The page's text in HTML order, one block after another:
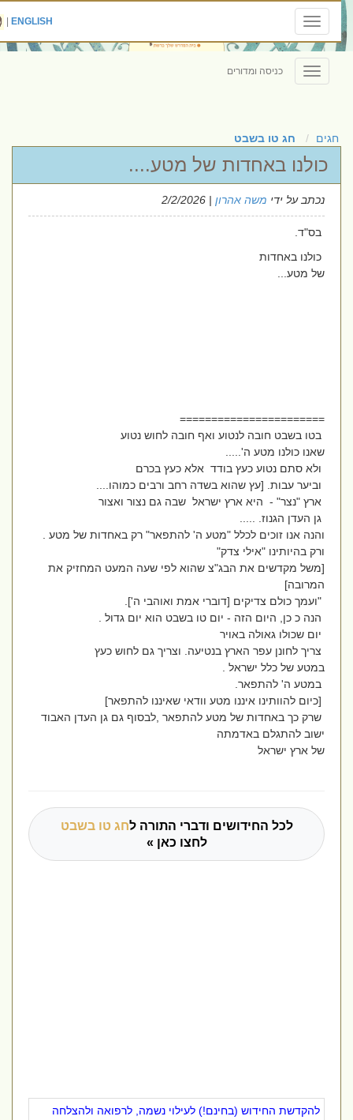
Toggle
navigation
ENGLISH
|
Toggle
navigation
כניסה ומדורים
חגים חג טו בשבט
כולנו באחדות של מטע....
נכתב על ידימשה אהרון| 2/2/2026
בס"ד.
כולנו באחדות
של מטע...
=======================
בטו בשבט חובה לנטוע ואף חובה לחוש נטוע
שאנו כולנו מטע ה'.....
ולא סתם נטוע כעץ בודד אלא כעץ בכרם
וביער עבות. [עץ שהוא בשדה רחב ורבים כמוהו....
ארץ "נצר" - היא ארץ ישראל שבה גם נצור ואצור
גן העדן הגנוז. .....
והנה אנו זוכים לכלל "מטע ה' להתפאר" רק באחדות של מטע .
ורק בהיותינו "אילי צדק"
[משל מקדשים את הבג"צ שהוא לפי שעה המעט המחזיק את
המרובה]
"ועמך כולם צדיקים [דוברי אמת ואוהבי ה'].
הנה כ כן, היום הזה - יום טו בשבט הוא יום גדול .
יום שכולו גאולה באויר
צריך לחונן עפר הארץ בנטיעה. וצריך גם לחוש כעץ
במטע של כלל ישראל .
במטע ה' להתפאר.
[כיום להוותינו איננו מטע וודאי שאיננו להתפאר]
שרק כך באחדות של מטע להתפאר ,לבסוף גם גן העדן האבוד
ישוב להתגלם באדמתה
של ארץ ישראל
לכל החידושים ודברי התורה לחג טו בשבט
לחצו כאן »
להקדשת החידוש (בחינם!) לעילוי נשמה, לרפואה ולהצלחה